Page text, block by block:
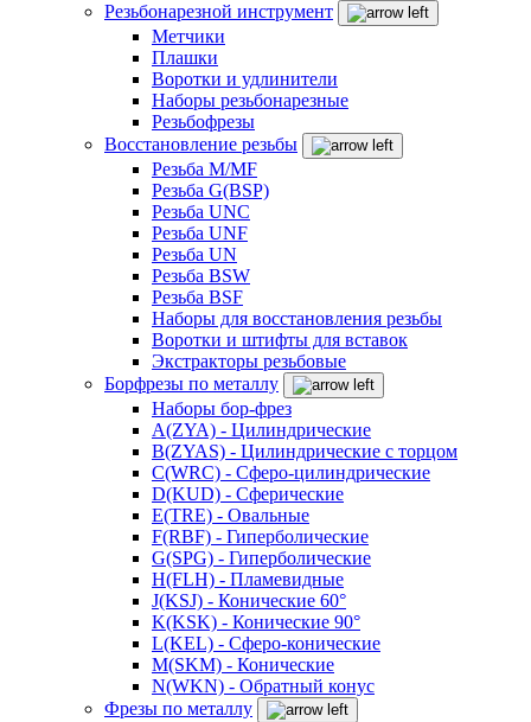
Резьбонарезной инструмент
Метчики
Плашки
Воротки и удлинители
Наборы резьбонарезные
Резьбофрезы
Восстановление резьбы
Резьба M/MF
Резьба G(BSP)
Резьба UNC
Резьба UNF
Резьба UN
Резьба BSW
Резьба BSF
Наборы для восстановления резьбы
Воротки и штифты для вставок
Экстракторы резьбовые
Борфрезы по металлу
Наборы бор-фрез
A(ZYA) - Цилиндрические
B(ZYAS) - Цилиндрические с торцом
C(WRC) - Сферо-цилиндрические
D(KUD) - Сферические
E(TRE) - Овальные
F(RBF) - Гиперболические
G(SPG) - Гиперболические
H(FLH) - Пламевидные
J(KSJ) - Конические 60°
K(KSK) - Конические 90°
L(KEL) - Сферо-конические
M(SKM) - Конические
N(WKN) - Обратный конус
Фрезы по металлу